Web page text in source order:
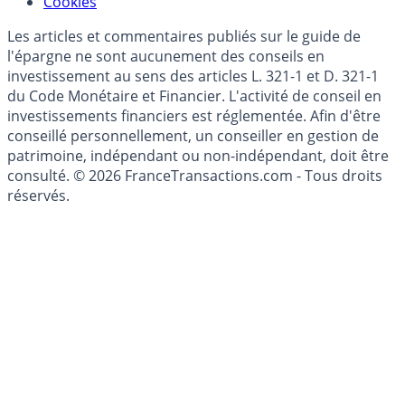
Cookies
Les articles et commentaires publiés sur le guide de
l'épargne ne sont aucunement des conseils en
investissement au sens des articles L. 321-1 et D. 321-1
du Code Monétaire et Financier. L'activité de conseil en
investissements financiers est réglementée. Afin d'être
conseillé personnellement, un conseiller en gestion de
patrimoine, indépendant ou non-indépendant, doit être